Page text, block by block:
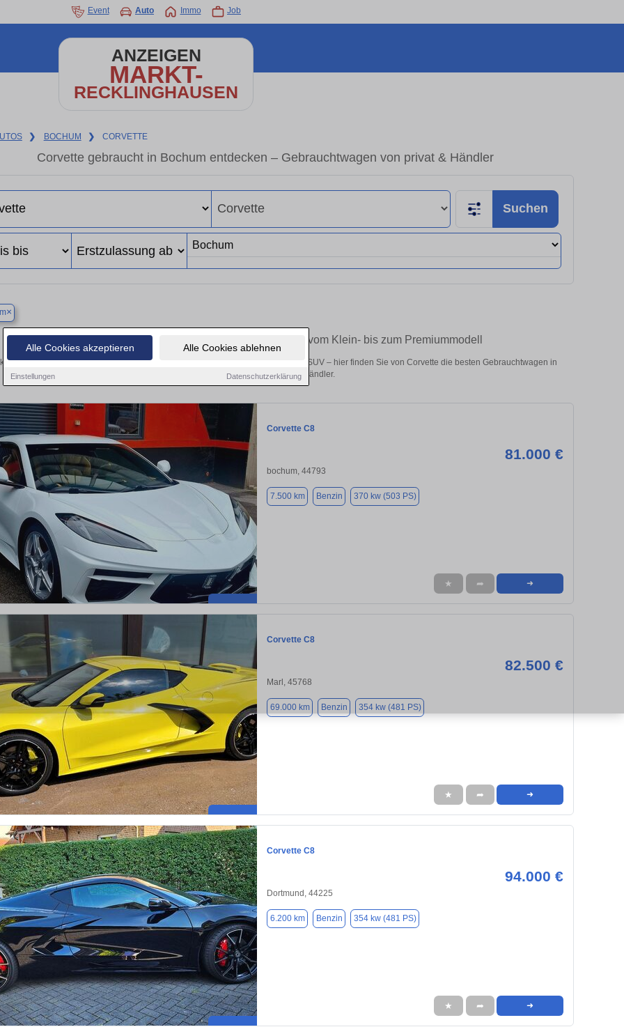
Alle Cookies akzeptieren Alle Cookies ablehnen
Einstellungen Datenschutzerklärung
Event Auto Immo Job
ANZEIGEN
MARKT-
RECKLINGHAUSEN
❯ BOCHUM ❯ CORVETTE
Corvette gebraucht in Bochum entdecken – Gebrauchtwagen von privat & Händler
Suchen
×
Finden Sie in Bochum Ihren gebrauchten Corvette – vom Klein- bis zum Premiummodell
Sie in Bochum gebrauchte Corvette Fahrzeuge. Von Kleinwagen bis hin zum SUV – hier finden Sie von Corvette die besten Gebrauchtwagen in
Bochum von privat und vom Händler.
Corvette C8
81.000 €
bochum, 44793
7.500 km Benzin 370 kw (503 PS)
★ ➦ ➜
Corvette C8
82.500 €
Marl, 45768
69.000 km Benzin 354 kw (481 PS)
★ ➦ ➜
Corvette C8
94.000 €
Dortmund, 44225
6.200 km Benzin 354 kw (481 PS)
★ ➦ ➜